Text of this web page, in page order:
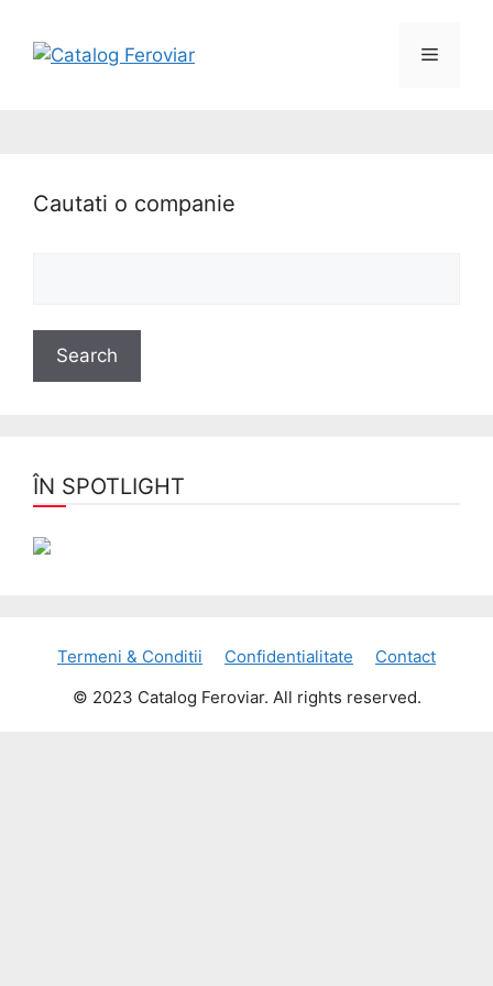
Cautati o companie
ÎN SPOTLIGHT
Termeni & Conditii Confidentialitate
Contact
© 2023 Catalog Feroviar. All rights reserved.